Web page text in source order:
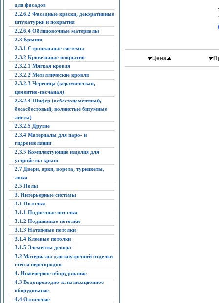
для фасадов
2.2.6.2 Фасадные краски, декоративные
штукатурки и покрытия
2.2.6.4 Облицовочные материалы
2.3 Крыши
2.3.1 Стропильные системы
2.3.2 Кровельные покрытия
2.3.2.1 Мягкая кровля
2.3.2.2 Металлические кровли
2.3.2.3 Черепица (керамическая,
цементно-песчаная)
2.3.2.4 Шифер (асбестоцементный,
бесасбестовый, волнистые битумные
листы)
2.3.2.5 Другие
2.3.4 Материалы для паро- и
гидроизоляции
2.3.5 Комплектующие изделия для
устройства крыш
2.7 Двери, арки, ворота, турникеты,
люки
2.5 Полы
3. Интерьерные системы
3.1 Потолки
3.1.1 Подвесные потолки
3.1.2 Подшивные потолки
3.1.3 Натяжные потолки
3.1.4 Клеевые потолки
3.1.5 Элементы декора
3.2 Материалы для внутренней отделки
стен и перегородок
4. Инженерное оборудование
4.3 Водопроводно-канализационное
оборудование
4.4 Отопление
Цена